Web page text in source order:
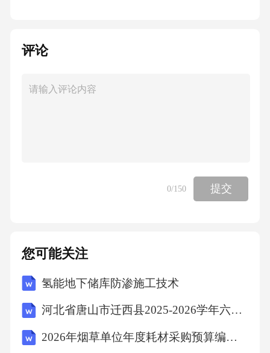
怕家庭的变化”“你希望爸爸妈妈能和好，对
第二步：联合多方，信息沟通与学生家长取得
在最需要的是稳定的情感支持，无论父母关系
如何，都要让他感受到‘爸爸妈妈依然爱他’。”
方。第三步：设计活动，行为支持在班级层
面，通过“我的烦恼小信箱”活动（匿名投递），
引导学生分享“成长中遇到的困难”，并组织小组
己”，让该生在群体中感受到“困扰不是孤立
评论
0/150 提交
您可能关注
氢能地下储库防渗施工技术
河北省唐山市迁西县2025-2026学年六年级下学期期末质量检测语文试题（文字版含答案）
2026年烟草单位年度耗材采购预算编制专员烟草公司招聘考试笔试试题（含答案）